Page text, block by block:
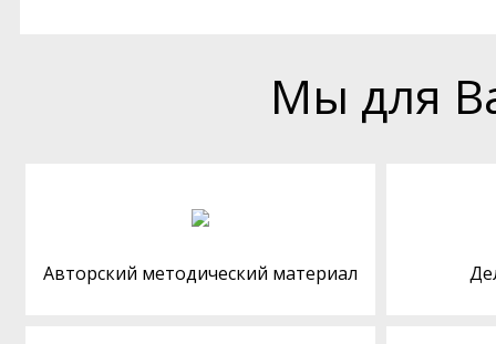
Мы для
Авторский методический материал